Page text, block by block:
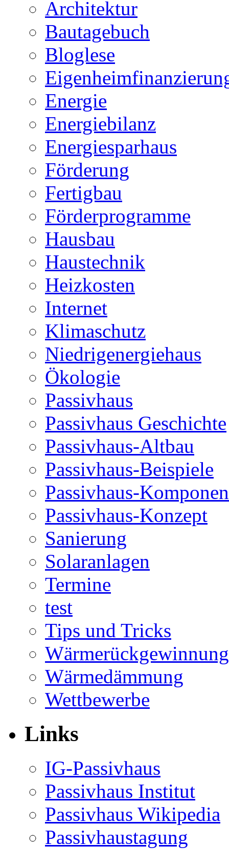
Architektur
Bautagebuch
Bloglese
Energie
Energiebilanz
Energiesparhaus
Förderung
Fertigbau
Förderprogramme
Hausbau
Haustechnik
Heizkosten
Internet
Klimaschutz
Niedrigenergiehaus
Ökologie
Passivhaus
Passivhaus Geschichte
Passivhaus-Altbau
Passivhaus-Beispiele
Passivhaus-
Passivhaus-Konzept
Sanierung
Solaranlagen
Termine
test
Tips und Tricks
Wärmerückgewinnung
Wärmedämmung
Wettbewerbe
Links
IG-Passivhaus
Passivhaus Institut
Passivhaus Wikipedia
Passivhaustagung